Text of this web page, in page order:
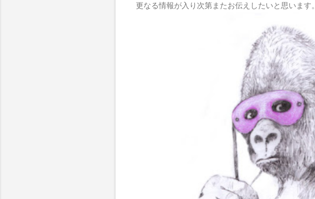
更なる情報が入り次第またお伝えしたいと思います。